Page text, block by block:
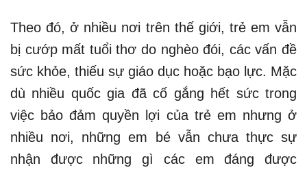
Theo đó, ở nhiều nơi trên thế giới, trẻ em vẫn
bị cướp mất tuổi thơ do nghèo đói, các vấn đề
sức khỏe, thiếu sự giáo dục hoặc bạo lực. Mặc
dù nhiều quốc gia đã cố gắng hết sức trong
việc bảo đảm quyền lợi của trẻ em nhưng ở
nhiều nơi, những em bé vẫn chưa thực sự
nhận được những gì các em đáng được